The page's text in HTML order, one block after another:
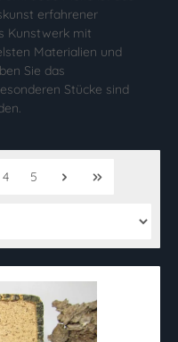
erfahrener
Kunstwerk mit
Materialien und
Sie das
Stücke sind
4 5